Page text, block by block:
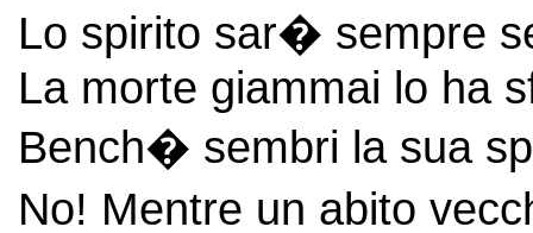
Lo spirito sar� sempre
La morte giammai lo ha
Bench� sembri la sua
No! Mentre un abito